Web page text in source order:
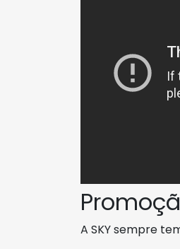
A SKY sempre